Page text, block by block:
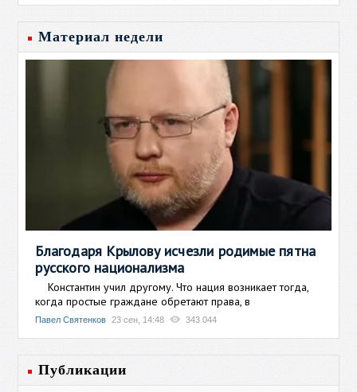
Материал недели
Благодаря Крылову исчезли родимые пятна
русского национализма
Константин учил другому. Что нация возникает тогда,
когда простые граждане обретают права, в
Павел Святенков 23 сен, 14:48 343 044
Публикации